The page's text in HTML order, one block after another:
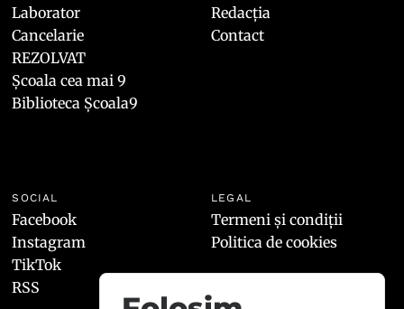
Laborator
Cancelarie
REZOLVAT
Școala cea mai 9
Biblioteca Școala9
Redacția
Contact
SOCIAL
Facebook
Instagram
TikTok
RSS
LEGAL
Termeni și condiții
Politica de cookies